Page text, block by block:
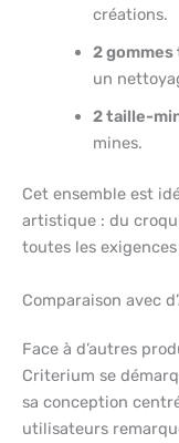
créations.
2
un
2 taille-
mines.
Cet ensemble est
artistique : du
toutes les
Comparaison avec
Face à d’autres
Criterium se
sa conception
utilisateurs